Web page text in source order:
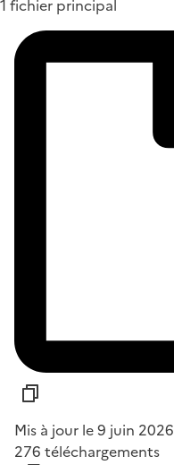
1 fichier principal
Mis à jour le 9 juin 2026
276 téléchargements